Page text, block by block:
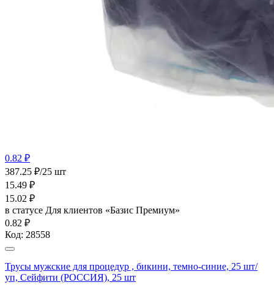
0.82 ₽
387.25 ₽/25 шт
15.49 ₽
15.02 ₽
в статусе Для клиентов «Базис Премиум»
0.82 ₽
Код: 28558
Трусы мужские для процедур , бикини, темно-синие, 25 шт/
уп, Сейфити (РОССИЯ), 25 шт